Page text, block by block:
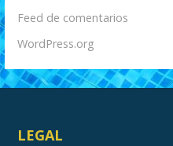
Feed de comentarios
WordPress.org
LEGAL